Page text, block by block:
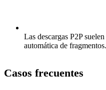
Las descargas P2P
automática de fragmentos.
Casos frecuentes